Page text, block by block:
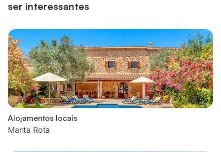
ser interessantes
Alojamentos locais
Manta Rota